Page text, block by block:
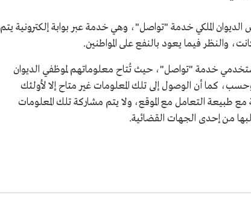
1435هـ/29 أبريل 2014م، خصص الديوان الملكي خدمة "تواصل"، وهي خدمة عبر بوابة إلكترونية يتم
والنظر فيما يعود بالنفع على المواطنين.
خدمة "تواصل"، حيث تُتاح معلوماتهم لموظفي الديوان
كما أن الوصول إلى تلك المعلومات غير متاح إلا لأولئك
مع طبيعة التعامل مع الموقع، ولا يتم مشاركة تلك المعلومات
من إحدى الجهات القضائية.